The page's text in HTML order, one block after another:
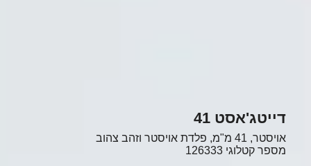
דייטג'אסט 41
אויסטר, 41 מ"מ, פלדת אויסטר וזהב צהוב
מספר קטלוגי 126333